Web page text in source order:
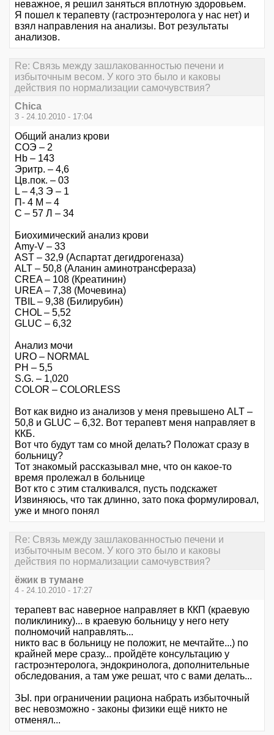
неважное, я решил заняться вплотную здоровьем.
Я пошел к терапевту (гастроэнтеролога у нас нет) и
взял направления на анализы. Вот результаты
анализов.
Re: Связь между зашлакованностью печени и
избыточным весом. У кого это было и каковы
действия по нормализации самочувствия?
Chica
3 - 24.10.2010 - 17:04
Общий анализ крови
СОЭ – 2
Hb – 143
Эритр. – 4,6
Цв.пок. – 03
L – 4,3 Э – 1
П- 4 М – 4
С – 57 Л – 34
Биохимический анализ крови
Amy-V – 33
AST – 32,9 (Аспартат дегидрогеназа)
ALT – 50,8 (Аланин аминотрансфераза)
CREA – 108 (Креатинин)
UREA – 7,38 (Мочевина)
TBIL – 9,38 (Билирубин)
CHOL – 5,52
GLUC – 6,32
Анализ мочи
URO – NORMAL
PH – 5,5
S.G. – 1,020
COLOR – COLORLESS
Вот как видно из анализов у меня превышено ALT –
50,8 и GLUC – 6,32. Вот терапевт меня направляет в
ККБ.
Вот что будут там со мной делать? Положат сразу в
больницу?
Тот знакомый рассказывал мне, что он какое-то
время пролежал в больнице
Вот кто с этим сталкивался, пусть подскажет
Извиняюсь, что так длинно, зато пока формулировал,
уже и много понял
Re: Связь между зашлакованностью печени и
избыточным весом. У кого это было и каковы
действия по нормализации самочувствия?
ёжик в тумане
4 - 24.10.2010 - 17:27
терапевт вас наверное направляет в ККП (краевую
поликлинику)... в краевую больницу у него нету
полномочий направлять...
никто вас в больницу не положит, не мечтайте...) по
крайней мере сразу... пройдёте консультацию у
гастроэнтеролога, эндокринолога, дополнительные
обследования, а там уже решат, что с вами делать...
ЗЫ. при ограничении рациона набрать избыточный
вес невозможно - законы физики ещё никто не
отменял...